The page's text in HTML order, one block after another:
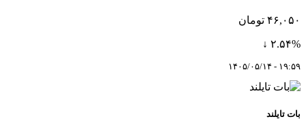
۴۶,۰۵۰ تومان
۲.۵۴% ↓
۱۹:۵۹ - ۱۴۰۵/۰۵/۱۴
بات تایلند